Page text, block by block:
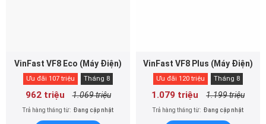
VinFast VF8 Eco (Máy Điện)
Ưu đãi 107 triệu Tháng 8
962 triệu 1.069 triệu
Trả hàng tháng từ: Đang cập nhật
VinFast VF8 Plus (Máy Điện)
Ưu đãi 120 triệu Tháng 8
1.079 triệu 1.199 triệu
Trả hàng tháng từ: Đang cập nhật